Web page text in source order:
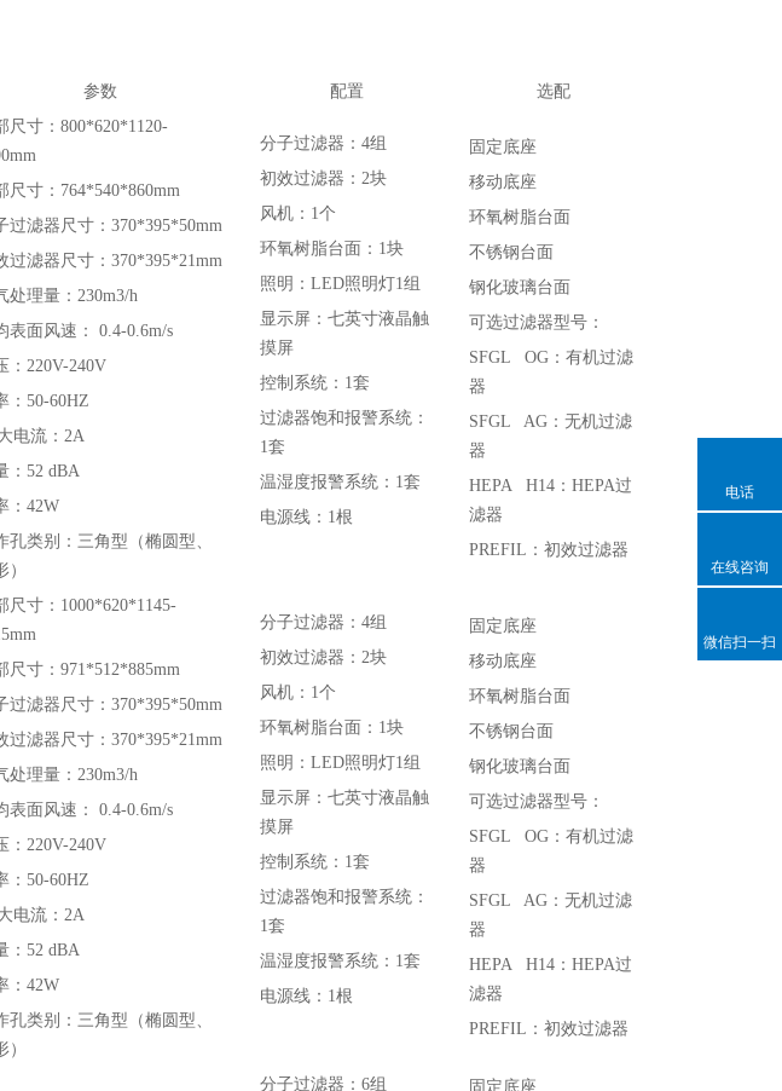
参数 配置 选配
尺寸：800*620*1120-
尺寸：764*540*860mm
过滤器尺寸：370*395*50mm
过滤器尺寸：370*395*21mm
处理量：230m3/h
表面风速： 0.4-0.6m/s
：220V-240V
：50-60HZ
电流：2A
：52 dBA
：42W
孔类别：三角型（椭圆型、
）
分子过滤器：4组
初效过滤器：2块
风机：1个
环氧树脂台面：1块
照明：LED照明灯1组
显示屏：七英寸液晶触
摸屏
控制系统：1套
过滤器饱和报警系统：
1套
温湿度报警系统：1套
电源线：1根
固定底座
移动底座
环氧树脂台面
不锈钢台面
钢化玻璃台面
可选过滤器型号：
SFGL OG：有机过滤
器
SFGL AG：无机过滤
器
HEPA H14：HEPA过
滤器
PREFIL：初效过滤器
尺寸：1000*620*1145-
尺寸：971*512*885mm
过滤器尺寸：370*395*50mm
过滤器尺寸：370*395*21mm
处理量：230m3/h
表面风速： 0.4-0.6m/s
：220V-240V
：50-60HZ
电流：2A
：52 dBA
：42W
孔类别：三角型（椭圆型、
）
分子过滤器：4组
初效过滤器：2块
风机：1个
环氧树脂台面：1块
照明：LED照明灯1组
显示屏：七英寸液晶触
摸屏
控制系统：1套
过滤器饱和报警系统：
1套
温湿度报警系统：1套
电源线：1根
固定底座
移动底座
环氧树脂台面
不锈钢台面
钢化玻璃台面
可选过滤器型号：
SFGL OG：有机过滤
器
SFGL AG：无机过滤
器
HEPA H14：HEPA过
滤器
PREFIL：初效过滤器
分子过滤器：6组
固定底座
电话
在线咨询
微信扫一扫